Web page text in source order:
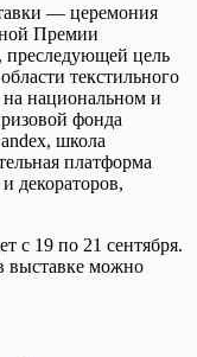
— церемония
Премии
преследующей цель
текстильного
на национальном и
фонда
школа
платформа
декораторов,
с 19 по 21 сентября.
выставке можно